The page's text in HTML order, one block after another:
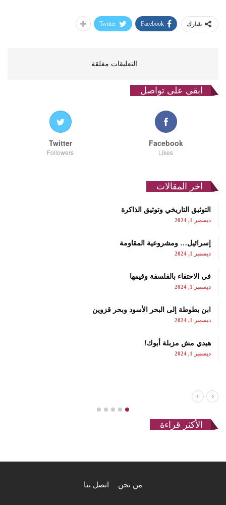
شارك Facebook
Twitter
التعليقات مغلقة.
ابقى على تواصل
Facebook
Likes
Twitter
Followers
اخر المقالات
التوثيق التاريخي وتوثيق الذاكرة
ديسمبر 1, 2024
إسرائيل… ومشروعية المقاومة
ديسمبر 1, 2024
في الاحتفاء بالفلسفة وقيمها
ديسمبر 1, 2024
ابن بطوطة إلى البحر الأسود وبحر قزوين
ديسمبر 1, 2024
هيدي مش مزبلة أبوك!
ديسمبر 1, 2024
الأكثر قراءة
من نحن اتصل بنا